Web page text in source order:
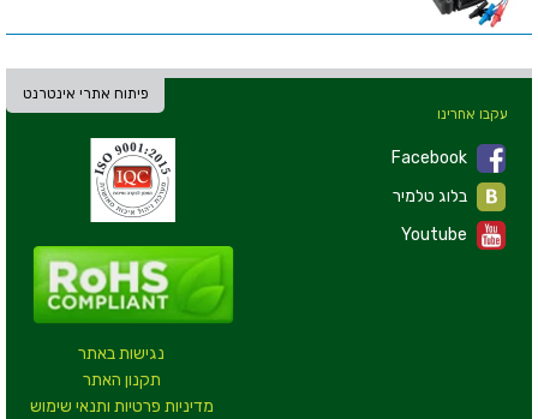
פיתוח אתרי אינטרנט
נגישות באתר
תקנון האתר
מדיניות פרטיות ותנאי שימוש
עקבו אחרינו
Facebook
Youtube